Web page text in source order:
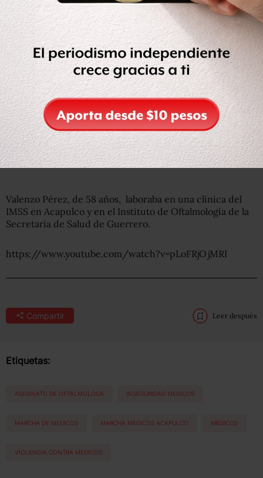
Valenzo Pérez, de 58 años, laboraba en una clínica del
IMSS en Acapulco y en el Instituto de Oftalmología de la
Secretaría de Salud de Guerrero.
https://www.youtube.com/watch?v=pLoFRjOjMRI
Compartir Leer después
Etiquetas:
ASESINATO DE OFTALMOLOGA INSEGURIDAD MEDICOS
MARCHA DE MEDICOS MARCHA MEDICOS ACAPULCO MÉDICOS
VIOLENCIA CONTRA MEDICOS